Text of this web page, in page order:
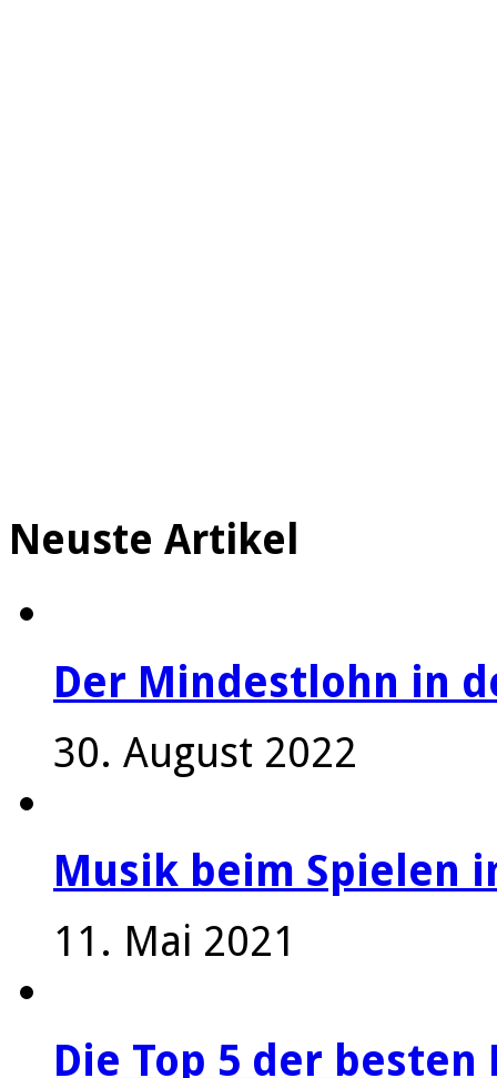
Neuste Artikel
Der Mindestlohn in
30. August 2022
Musik beim Spielen
11. Mai 2021
Die Top 5 der besten